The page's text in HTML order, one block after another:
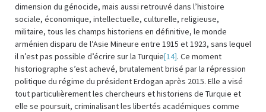
dimension du génocide, mais aussi retrouvé dans l’histoire
sociale, économique, intellectuelle, culturelle, religieuse,
militaire, tous les champs historiens en définitive, le monde
arménien disparu de l’Asie Mineure entre 1915 et 1923, sans lequel
il n’est pas possible d’écrire sur la Turquie[14]. Ce moment
historiographe s’est achevé, brutalement brisé par la répression
politique du régime du président Erdogan après 2015. Elle a visé
tout particulièrement les chercheurs et historiens de Turquie et
elle se poursuit, criminalisant les libertés académiques comme